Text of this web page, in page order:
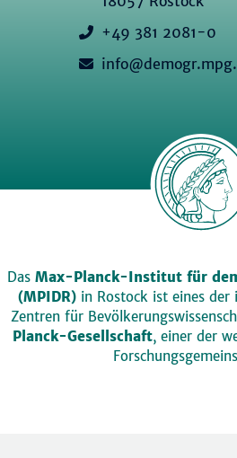
+49 381 2081-0
Das Max-Planck-Institut für
(MPIDR)in Rostock ist eines der
Zentren für
Planck-Gesellschaft, einer der